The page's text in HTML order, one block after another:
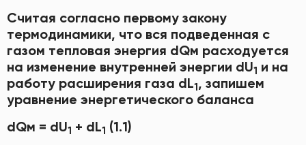
Считая согласно первому закону
термодинамики, что вся подведенная с
газом тепловая энергия dQм расходуется
на изменение внутренней энергии dU1 и на
работу расширения газа dL1, запишем
уравнение энергетического баланса
dQм = dU1 + dL1 (1.1)